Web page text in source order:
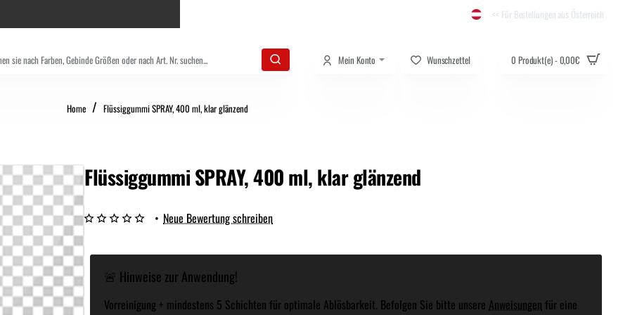
<< Für Bestellungen aus Österreich
Mein Konto Wunschzettel 0 Produkt(e) - 0,00€
Home home Flüssiggummi SPRAY, 400 ml, klar glänzend
Flüssiggummi SPRAY, 400 ml, klar glänzend
🚨 Hinweise zur Anwendung!
Vorreinigung + mindestens 5 Schichten für optimale Ablösbarkeit. Befolgen Sie bitte unsere Anweisungen für eine
• Neue Bewertung schreiben